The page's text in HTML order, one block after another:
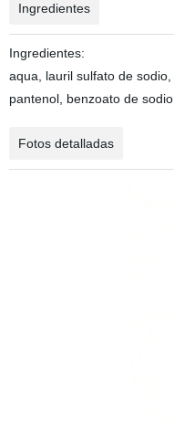
Ingredientes
Ingredientes:
aqua, lauril sulfato de
pantenol, benzoato de
Fotos detalladas